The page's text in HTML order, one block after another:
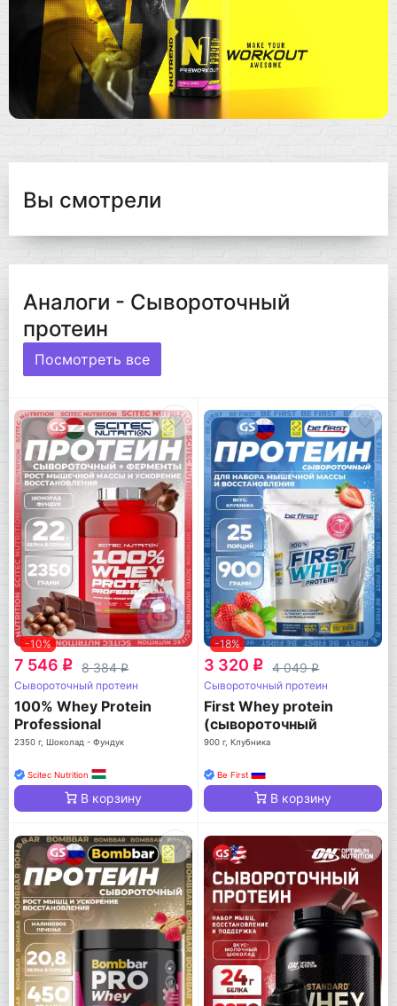
Вы смотрели
Аналоги - Сывороточный
протеин
Посмотреть все
-10%
7 546 q 8 384q
Сывороточный протеин
100% Whey Protein
Professional
2350 г, Шоколад - Фундук
Scitec Nutrition
В корзину
-18%
3 320 q 4 049q
Сывороточный протеин
First Whey protein
(сывороточный
протеин)
900 г, Клубника
Be First
В корзину